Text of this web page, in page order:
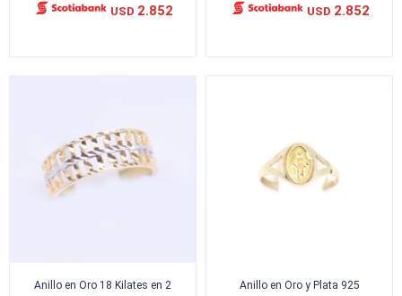
USD 2.852 USD 2.852
Anillo en Oro 18 Kilates en 2
Anillo en Oro y Plata 925